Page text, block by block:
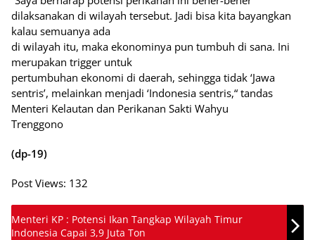
dilaksanakan di wilayah tersebut. Jadi bisa kita bayangkan
kalau semuanya ada
di wilayah itu, maka ekonominya pun tumbuh di sana. Ini
merupakan trigger untuk
pertumbuhan ekonomi di daerah, sehingga tidak ‘Jawa
sentris’, melainkan menjadi ‘Indonesia sentris,“ tandas
Menteri Kelautan dan Perikanan Sakti Wahyu
Trenggono
(dp-19)
Post Views: 132
Menteri KP : Potensi Ikan Tangkap Wilayah Timur
Indonesia Capai 3,9 Juta Ton